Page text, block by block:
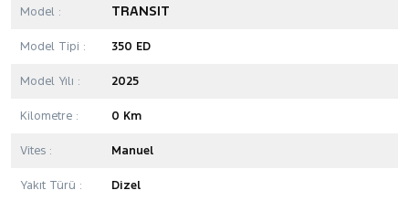
Model : TRANSIT
Model Tipi : 350 ED
Model Yılı : 2025
Kilometre : 0 Km
Vites : Manuel
Yakıt Türü : Dizel